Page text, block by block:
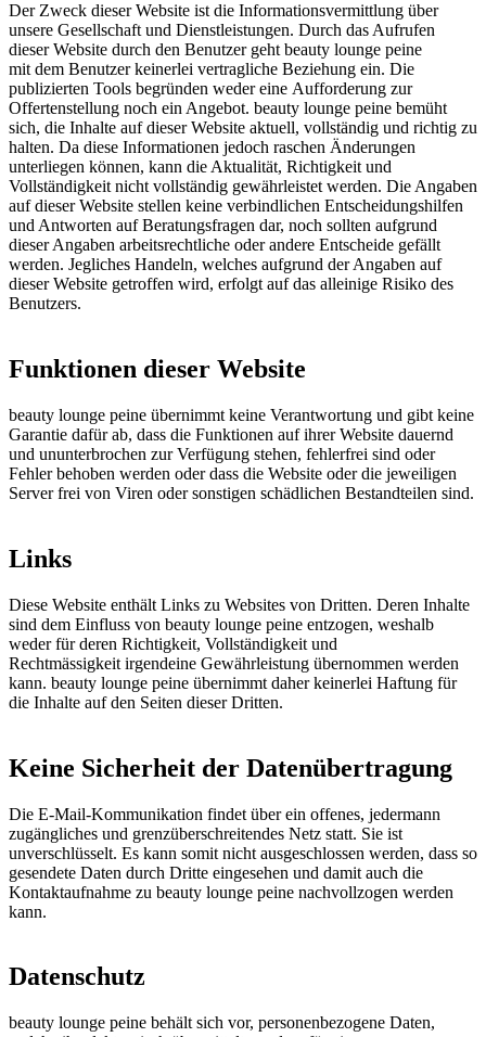
Der Zweck dieser Website ist die Informationsvermittlung über
unsere Gesellschaft und Dienstleistungen. Durch das Aufrufen
dieser Website durch den Benutzer geht beauty lounge peine
mit dem Benutzer keinerlei vertragliche Beziehung ein. Die
publizierten Tools begründen weder eine Aufforderung zur
Offertenstellung noch ein Angebot. beauty lounge peine bemüht
sich, die Inhalte auf dieser Website aktuell, vollständig und richtig zu
halten. Da diese Informationen jedoch raschen Änderungen
unterliegen können, kann die Aktualität, Richtigkeit und
Vollständigkeit nicht vollständig gewährleistet werden. Die Angaben
auf dieser Website stellen keine verbindlichen Entscheidungshilfen
und Antworten auf Beratungsfragen dar, noch sollten aufgrund
dieser Angaben arbeitsrechtliche oder andere Entscheide gefällt
werden. Jegliches Handeln, welches aufgrund der Angaben auf
dieser Website getroffen wird, erfolgt auf das alleinige Risiko des
Benutzers.
Funktionen dieser Website
beauty lounge peine übernimmt keine Verantwortung und gibt keine
Garantie dafür ab, dass die Funktionen auf ihrer Website dauernd
und ununterbrochen zur Verfügung stehen, fehlerfrei sind oder
Fehler behoben werden oder dass die Website oder die jeweiligen
Server frei von Viren oder sonstigen schädlichen Bestandteilen sind.
Links
Diese Website enthält Links zu Websites von Dritten. Deren Inhalte
sind dem Einfluss von beauty lounge peine entzogen, weshalb
weder für deren Richtigkeit, Vollständigkeit und
Rechtmässigkeit irgendeine Gewährleistung übernommen werden
kann. beauty lounge peine übernimmt daher keinerlei Haftung für
die Inhalte auf den Seiten dieser Dritten.
Keine Sicherheit der Datenübertragung
Die E-Mail-Kommunikation findet über ein offenes, jedermann
zugängliches und grenzüberschreitendes Netz statt. Sie ist
unverschlüsselt. Es kann somit nicht ausgeschlossen werden, dass so
gesendete Daten durch Dritte eingesehen und damit auch die
Kontaktaufnahme zu beauty lounge peine nachvollzogen werden
kann.
Datenschutz
beauty lounge peine behält sich vor, personenbezogene Daten,